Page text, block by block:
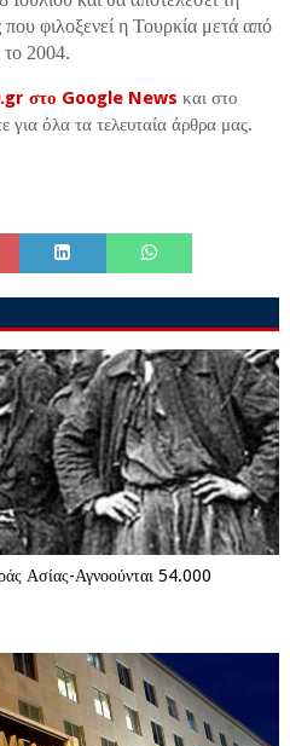
φιλοξενεί η Τουρκία μετά από
το 2004.
στο Google News και στο
για όλα τα τελευταία άρθρα μας.
Ασίας-Αγνοούνται 54.000